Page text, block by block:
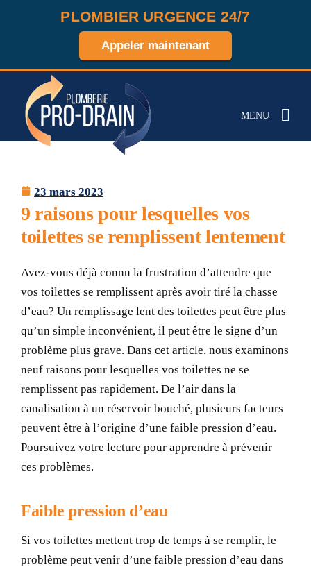
PLOMBIER URGENCE 24/7
Appeler maintenant
MENU
23 mars 2023
9 raisons pour lesquelles vos
toilettes se remplissent lentement
Avez-vous déjà connu la frustration d’attendre que
vos toilettes se remplissent après avoir tiré la chasse
d’eau? Un remplissage lent des toilettes peut être plus
qu’un simple inconvénient, il peut être le signe d’un
problème plus grave. Dans cet article, nous examinons
neuf raisons pour lesquelles vos toilettes ne se
remplissent pas rapidement. De l’air dans la
canalisation à un réservoir bouché, plusieurs facteurs
peuvent être à l’origine d’une faible pression d’eau.
Poursuivez votre lecture pour apprendre à prévenir
ces problèmes.
Faible pression d’eau
Si vos toilettes mettent trop de temps à se remplir, le
problème peut venir d’une faible pression d’eau dans